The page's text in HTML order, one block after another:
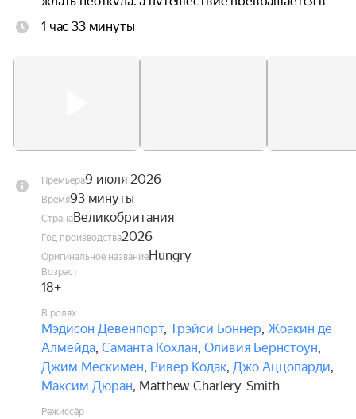
борьбу за выживание.
1 час 33 минуты
Премьера9 июля 2026
Время93 минуты
СтранаВеликобритания
Год производства2026
Оригинальное названиеHungry
Возраст
18+
В ролях
Мэдисон Девенпорт, Трэйси Боннер, Жоакин де
Алмейда, Саманта Кохлан, Оливия Бернстоун,
Джим Мескимен, Ривер Кодак, Джо Аццопарди,
Максим Дюран, Matthew Charlery-Smith
Режиссёр